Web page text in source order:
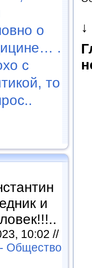
о
.
с
то
и
10:02 //
Общество